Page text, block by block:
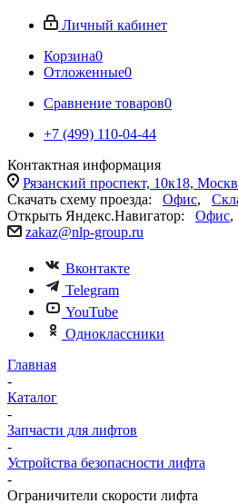
Личный кабинет
Корзина0
Отложенные0
Сравнение товаров0
+7 (499) 110-04-44
Контактная информация
Рязанский проспект, 10к18,
Скачать схему проезда: Офис,
Открыть Яндекс.Навигатор: Офис,
zakaz@nlp-group.ru
Вконтакте
Telegram
YouTube
Одноклассники
Главная
-
Каталог
-
Запчасти для лифтов
-
Устройства безопасности лифта
-
Ограничители скорости лифта